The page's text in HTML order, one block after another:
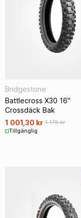
Bridgestone
Battlecross X30 16"
Crossdäck Bak
1 001,30 kr 1 178 kr
Tillgänglig